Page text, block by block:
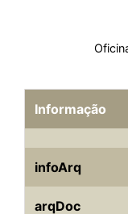
Informação
infoArq
arqDoc